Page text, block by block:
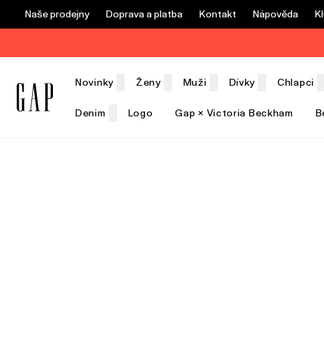
Naše prodejny Doprava a platba Kontakt Nápověda
Novinky Ženy Muži Dívky Chlapci
Denim Logo Gap × Victoria Beckham